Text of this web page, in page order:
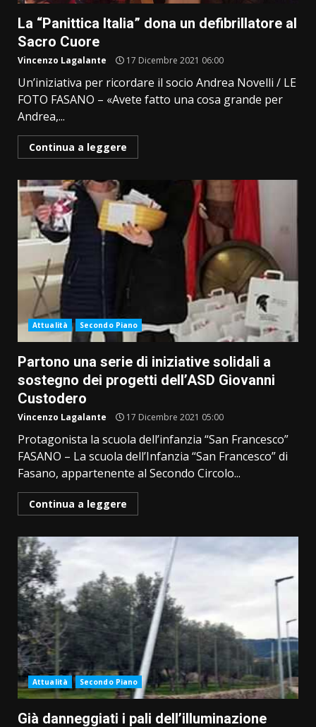
La “Panittica Italia” dona un defibrillatore al
Sacro Cuore
Vincenzo Lagalante 17 Dicembre 2021 06:00
Un’iniziativa per ricordare il socio Andrea Novelli / LE
FOTO FASANO – «Avete fatto una cosa grande per
Andrea,...
Continua a leggere
Attualità Secondo Piano
Partono una serie di iniziative solidali a
sostegno dei progetti dell’ASD Giovanni
Custodero
Vincenzo Lagalante 17 Dicembre 2021 05:00
Protagonista la scuola dell’infanzia “San Francesco”
FASANO – La scuola dell’Infanzia “San Francesco” di
Fasano, appartenente al Secondo Circolo...
Continua a leggere
Attualità Secondo Piano
Già danneggiati i pali dell’illuminazione